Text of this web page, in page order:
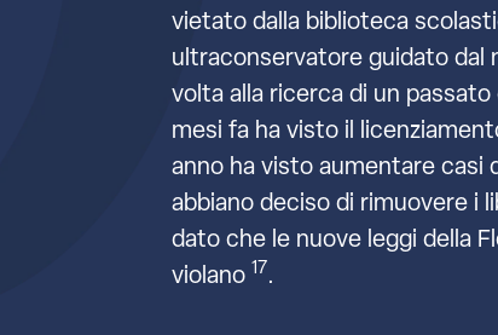
vietato dalla biblioteca
ultraconservatore guidato dal
volta alla ricerca di un
mesi fa ha visto il
anno ha visto aumentare casi
abbiano deciso di rimuovere i
dato che le nuove leggi della
violano 17 .